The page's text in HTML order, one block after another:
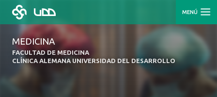
MENÚ
MEDICINA
FACULTAD DE MEDICINA
CLÍNICA ALEMANA UNIVERSIDAD DEL DESARROLLO